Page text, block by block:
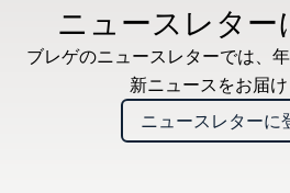
ニュースレター
ブレゲのニュースレターでは、
新ニュースをお届け
ニュースレターに